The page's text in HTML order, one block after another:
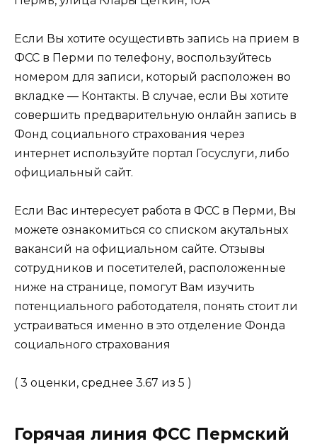
Если Вы хотите осущестивть запись на прием в
ФСС в Перми по телефону, воспользуйтесь
номером для записи, который расположен во
вкладке — Контакты. В случае, если Вы хотите
совершить предварительную онлайн запись в
Фонд социального страхования через
интернет используйте портал Госуслуги, либо
официальный сайт.
Если Вас интересует работа в ФСС в Перми, Вы
можете ознакомиться со списком акутальных
вакансий на официальном сайте. Отзывы
сотрудников и посетителей, расположенные
ниже на странице, помогут Вам изучить
потенциального работодателя, понять стоит ли
устраиваться именно в это отделение Фонда
социального страхования
( 3 оценки, среднее 3.67 из 5 )
Горячая линия ФСС Пермский